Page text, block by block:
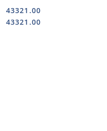
Cena:
43321.00
Cena:
43321.00